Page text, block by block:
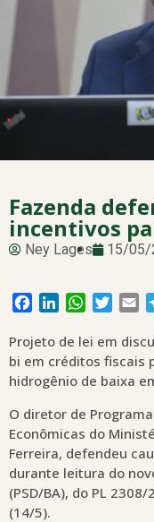
Fazenda
incentivos
Ney Lages 15/05/
Facebook
LinkedInWhatsApp
Projeto de lei em
bi em créditos fiscais
hidrogênio de baixa
O diretor de
Econômicas do
Ferreira, defendeu
durante leitura do
(PSD/BA), do PL
(14/5).